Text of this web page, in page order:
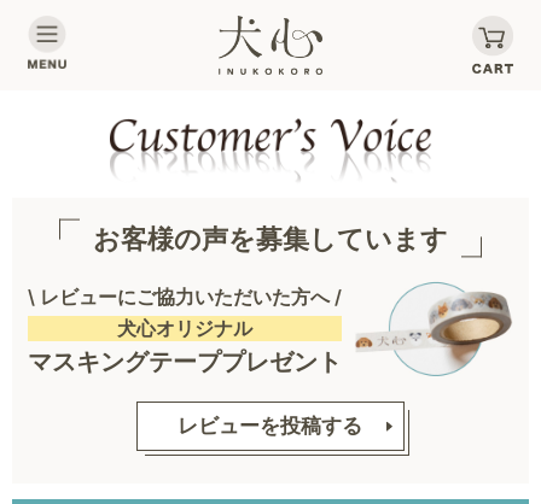
お客様の声を募集しています
\ レビューにご協力いただいた方へ /
犬心オリジナル
マスキングテーププレゼント
レビューを投稿する